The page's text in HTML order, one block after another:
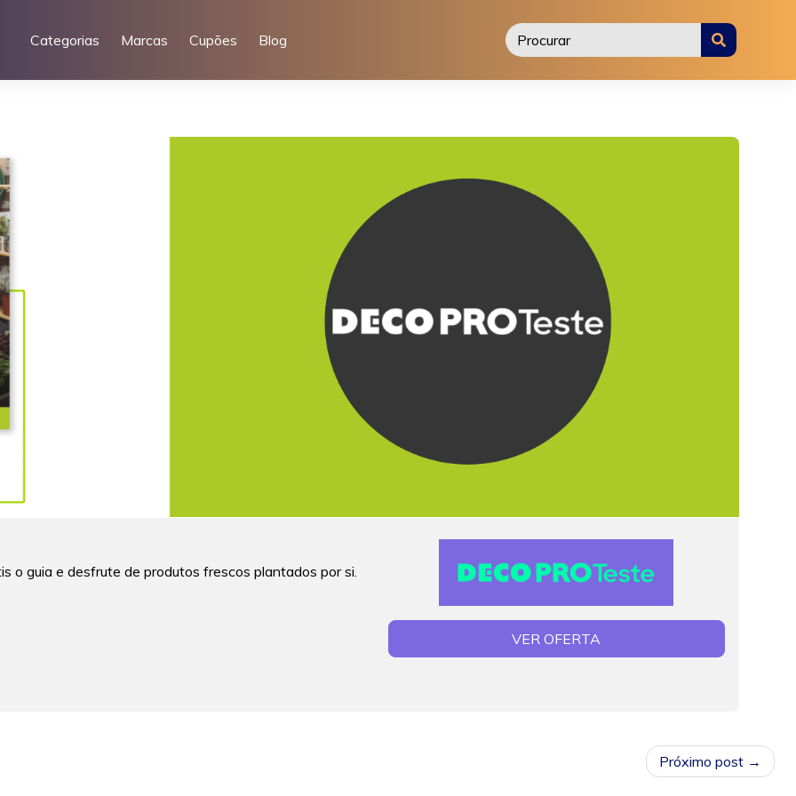
Categorias Marcas Cupões Blog
o guia e desfrute de produtos frescos plantados por si.
VER OFERTA
Próximo post